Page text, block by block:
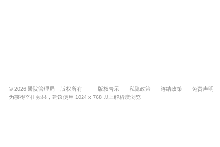
© 2026 醫院管理局 版权所有 版权告示 私隐政策 连结政策
免责声明
为获得至佳效果，建议使用 1024 x 768 以上解析度浏览